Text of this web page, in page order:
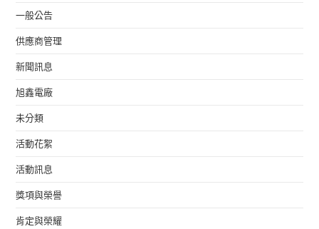
一般公告
供應商管理
新聞訊息
旭鑫電廠
未分類
活動花絮
活動訊息
獎項與榮譽
肯定與榮耀